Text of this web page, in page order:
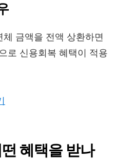
금액을 전액 상환하면
로 신용회복 혜택이 적용
혜택을 받나